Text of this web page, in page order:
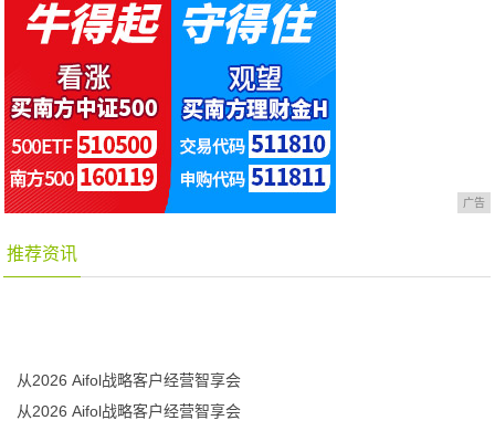
广告
推荐资讯
从2026 Aifol战略客户经营智享会
从2026 Aifol战略客户经营智享会